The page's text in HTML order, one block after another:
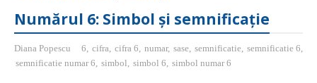
Numărul 6: Simbol și semnificație
Diana Popescu 6, cifra, cifra 6, numar, sase, semnificatie, semnificatie 6,
semnificatie numar 6, simbol, simbol 6, simbol numar 6